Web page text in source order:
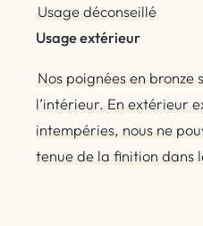
Usage déconseillé
Usage extérieur
Nos poignées en bronze
l’intérieur. En extérieur
intempéries, nous ne
tenue de la finition dans